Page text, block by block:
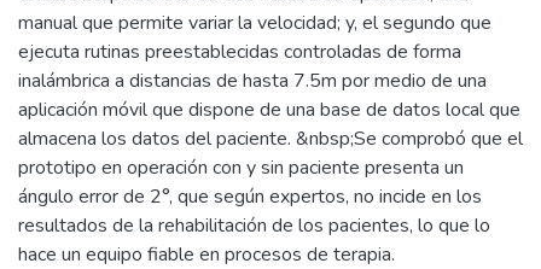
manual que permite variar la velocidad; y, el segundo que
ejecuta rutinas preestablecidas controladas de forma
inalámbrica a distancias de hasta 7.5m por medio de una
aplicación móvil que dispone de una base de datos local que
almacena los datos del paciente. &nbsp;Se comprobó que el
prototipo en operación con y sin paciente presenta un
ángulo error de 2°, que según expertos, no incide en los
resultados de la rehabilitación de los pacientes, lo que lo
hace un equipo fiable en procesos de terapia.